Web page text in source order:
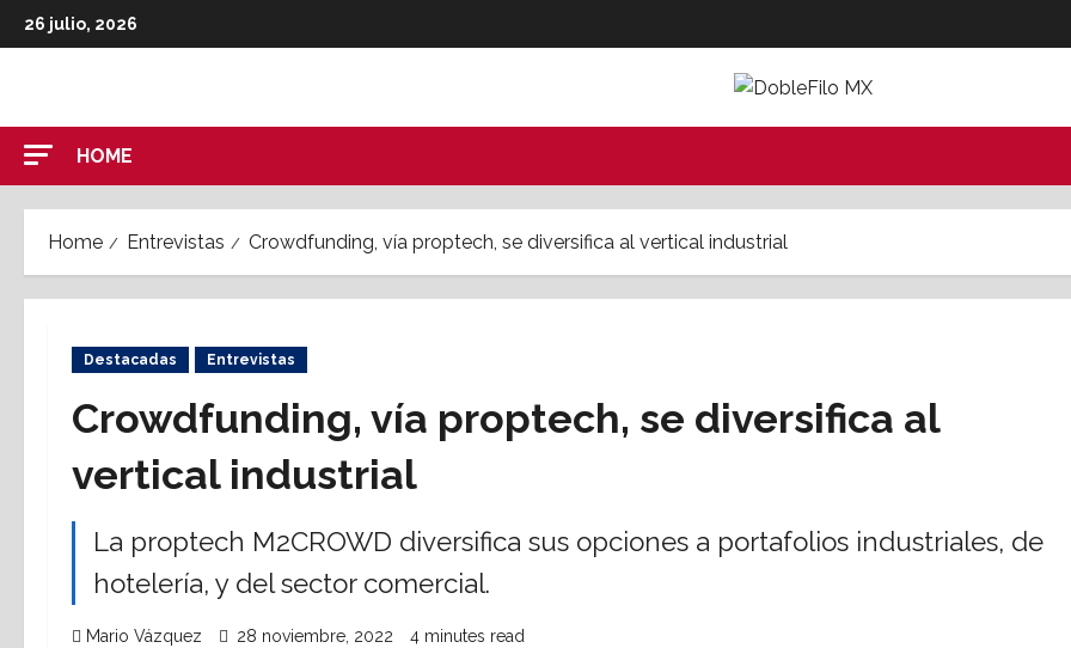
Skip
to
26 julio, 2026
HOME
Home Entrevistas Crowdfunding, vía proptech, se diversifica al vertical industrial
Destacadas Entrevistas
Crowdfunding, vía proptech, se diversifica al
vertical industrial
La proptech M2CROWD diversifica sus opciones a portafolios industriales, de
hotelería, y del sector comercial.
Mario Vázquez 28 noviembre, 2022 4 minutes read